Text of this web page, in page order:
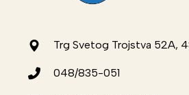
Trg Svetog Trojstva 52A,
048/835-051